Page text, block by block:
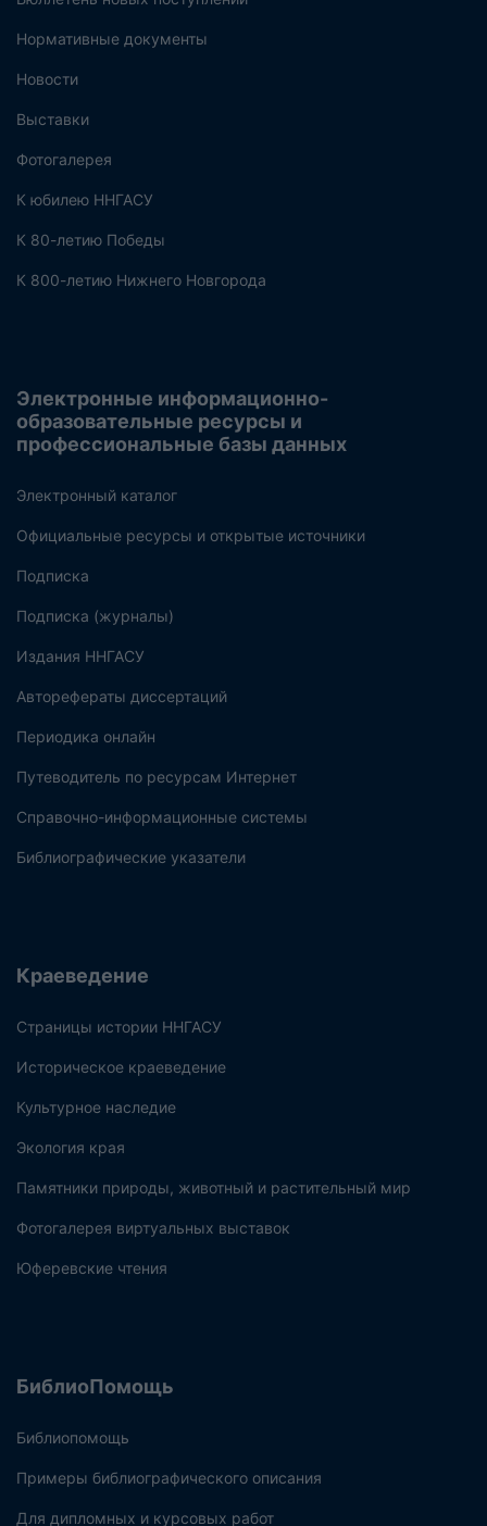
Нормативные документы
Новости
Выставки
Фотогалерея
К юбилею ННГАСУ
К 80-летию Победы
К 800-летию Нижнего Новгорода
Электронные информационно-
образовательные ресурсы и
профессиональные базы данных
Электронный каталог
Официальные ресурсы и открытые источники
Подписка
Подписка (журналы)
Издания ННГАСУ
Авторефераты диссертаций
Периодика онлайн
Путеводитель по ресурсам Интернет
Справочно-информационные системы
Библиографические указатели
Краеведение
Страницы истории ННГАСУ
Историческое краеведение
Культурное наследие
Экология края
Памятники природы, животный и растительный мир
Фотогалерея виртуальных выставок
Юферевские чтения
БиблиоПомощь
Библиопомощь
Примеры библиографического описания
Для дипломных и курсовых работ